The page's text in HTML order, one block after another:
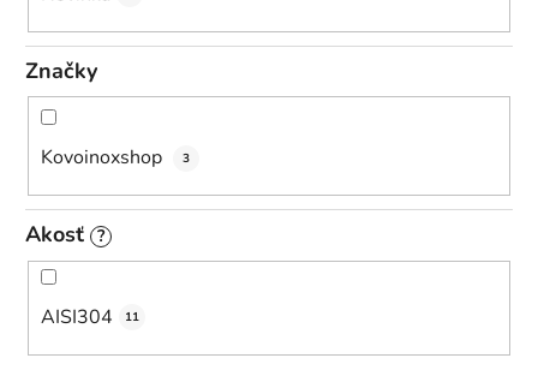
Značky
Kovoinoxshop 3
Akosť ?
AISI304 11